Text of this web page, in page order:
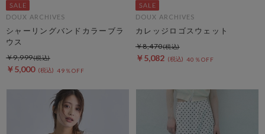
DOUX ARCHIVES
シャーリングバンドカラーブラ
ウス
￥5,000 49％OFF
￥9,999
DOUX ARCHIVES
カレッジロゴスウェット
￥5,082 40％OFF
￥8,470